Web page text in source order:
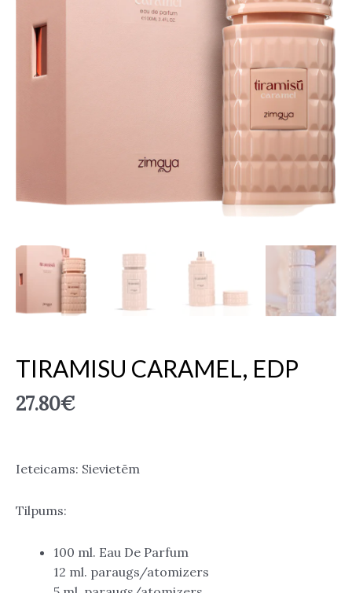
TIRAMISU CARAMEL, EDP
27.80€
Ieteicams: Sievietēm
Tilpums:
100 ml. Eau De Parfum
12 ml. paraugs/atomizers